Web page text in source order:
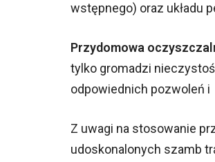
wstępnego) oraz układu
Przydomowa
tylko gromadzi
odpowiednich pozwoleń
Z uwagi na stosowanie
udoskonalonych szamb